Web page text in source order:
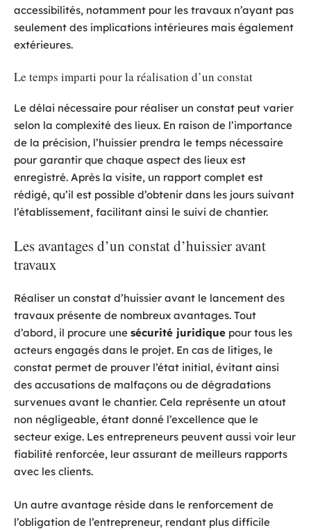
accessibilités, notamment pour les travaux n’ayant pas
seulement des implications intérieures mais également
extérieures.
Le temps imparti pour la réalisation d’un constat
Le délai nécessaire pour réaliser un constat peut varier
selon la complexité des lieux. En raison de l’importance
de la précision, l’huissier prendra le temps nécessaire
pour garantir que chaque aspect des lieux est
enregistré. Après la visite, un rapport complet est
rédigé, qu’il est possible d’obtenir dans les jours suivant
l’établissement, facilitant ainsi le suivi de chantier.
Les avantages d’un constat d’huissier avant
travaux
Réaliser un constat d’huissier avant le lancement des
travaux présente de nombreux avantages. Tout
d’abord, il procure une sécurité juridique pour tous les
acteurs engagés dans le projet. En cas de litiges, le
constat permet de prouver l’état initial, évitant ainsi
des accusations de malfaçons ou de dégradations
survenues avant le chantier. Cela représente un atout
non négligeable, étant donné l’excellence que le
secteur exige. Les entrepreneurs peuvent aussi voir leur
fiabilité renforcée, leur assurant de meilleurs rapports
avec les clients.
Un autre avantage réside dans le renforcement de
l’obligation de l’entrepreneur, rendant plus difficile